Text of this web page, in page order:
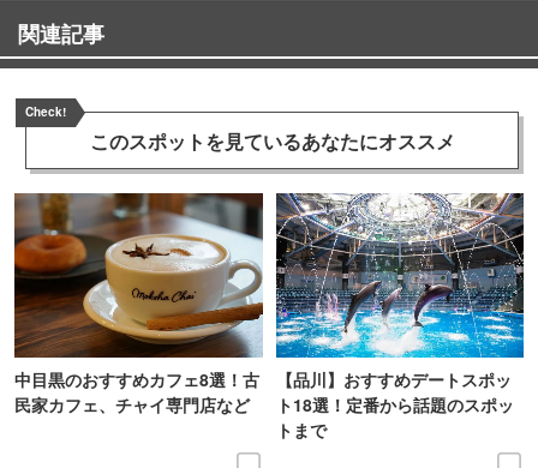
関連記事
Check!
このスポットを見ているあなたにオススメ
中目黒のおすすめカフェ8選！古
民家カフェ、チャイ専門店など
【品川】おすすめデートスポッ
ト18選！定番から話題のスポッ
トまで